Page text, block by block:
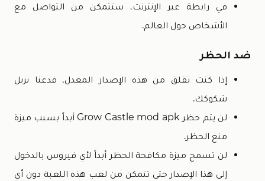
في رابطة عبر الإنترنت، ستتمكن من التواصل مع
الأشخاص حول العالم.
ضد الحظر
إذا كنت تقلق من هذه الإصدار المعدل، فدعنا نزيل
شكوكك.
لن يتم حظر Grow Castle mod apk أبداً بسبب ميزة
منع الحظر.
لن تسمح ميزة مكافحة الحظر أبداً لأي فيروس بالدخول
إلى هذا الإصدار حتى تتمكن من لعب هذه اللعبة دون أي